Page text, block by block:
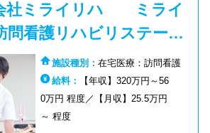
社ミライリハ ミライ
問看護リハビリステーシ
東
施設種別：在宅医療：訪問看護
給料：
【年収】320万円～56
0万円 程度／【月収】25.5万円
～ 程度